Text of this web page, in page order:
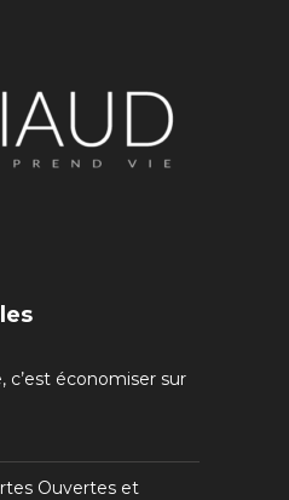
c’est économiser sur
Ouvertes et